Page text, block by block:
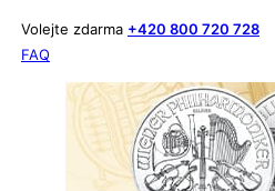
Volejte zdarma +420 800 720 728
FAQ